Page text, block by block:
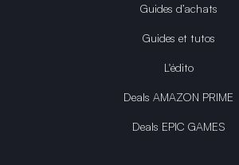
Guides d’achats
Guides et tutos
L'édito
Deals AMAZON PRIME
Deals EPIC GAMES